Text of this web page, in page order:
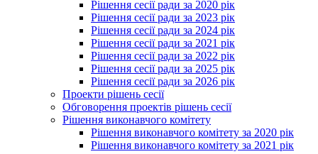
Рішення сесії ради за 2020 рік
Рішення сесії ради за 2023 рік
Рішення сесії ради за 2024 рік
Рішення сесії ради за 2021 рік
Рішення сесії ради за 2022 рік
Рішення сесії ради за 2025 рік
Рішення сесії ради за 2026 рік
Проекти рішень сесії
Обговорення проектів рішень сесії
Рішення виконавчого комітету
Рішення виконавчого комітету за 2020 рік
Рішення виконавчого комітету за 2021 рік